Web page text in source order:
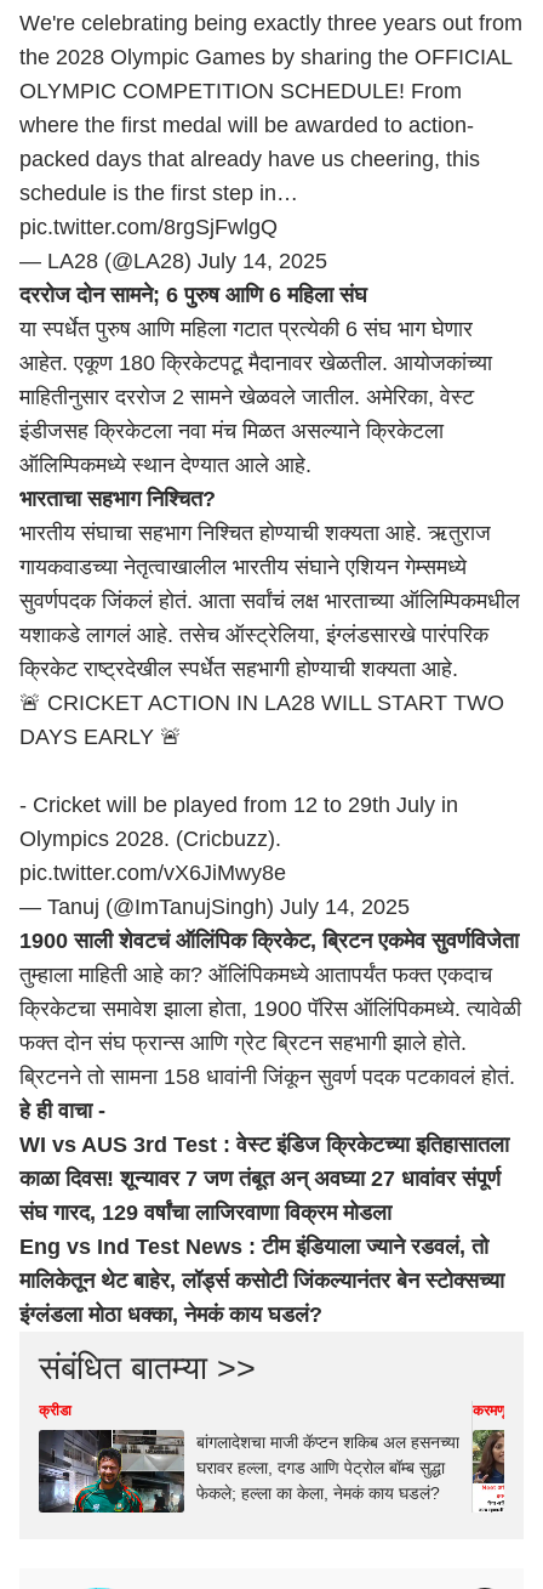
We're celebrating being exactly three years out from
the 2028 Olympic Games by sharing the OFFICIAL
OLYMPIC COMPETITION SCHEDULE! From
where the first medal will be awarded to action-
packed days that already have us cheering, this
schedule is the first step in…
pic.twitter.com/8rgSjFwlgQ
— LA28 (@LA28) July 14, 2025
दररोज दोन सामने; 6 पुरुष आणि 6 महिला संघ
या स्पर्धेत पुरुष आणि महिला गटात प्रत्येकी 6 संघ भाग घेणार
आहेत. एकूण 180 क्रिकेटपटू मैदानावर खेळतील. आयोजकांच्या
माहितीनुसार दररोज 2 सामने खेळवले जातील. अमेरिका, वेस्ट
इंडीजसह क्रिकेटला नवा मंच मिळत असल्याने क्रिकेटला
ऑलिम्पिकमध्ये स्थान देण्यात आले आहे.
भारताचा सहभाग निश्चित?
भारतीय संघाचा सहभाग निश्चित होण्याची शक्यता आहे. ऋतुराज
गायकवाडच्या नेतृत्वाखालील भारतीय संघाने एशियन गेम्समध्ये
सुवर्णपदक जिंकलं होतं. आता सर्वांचं लक्ष भारताच्या ऑलिम्पिकमधील
यशाकडे लागलं आहे. तसेच ऑस्ट्रेलिया, इंग्लंडसारखे पारंपरिक
क्रिकेट राष्ट्रदेखील स्पर्धेत सहभागी होण्याची शक्यता आहे.
🚨 CRICKET ACTION IN LA28 WILL START TWO
DAYS EARLY 🚨
- Cricket will be played from 12 to 29th July in
Olympics 2028. (Cricbuzz).
pic.twitter.com/vX6JiMwy8e
— Tanuj (@ImTanujSingh) July 14, 2025
1900 साली शेवटचं ऑलिंपिक क्रिकेट, ब्रिटन एकमेव सुवर्णविजेता
तुम्हाला माहिती आहे का? ऑलिंपिकमध्ये आतापर्यंत फक्त एकदाच
क्रिकेटचा समावेश झाला होता, 1900 पॅरिस ऑलिंपिकमध्ये. त्यावेळी
फक्त दोन संघ फ्रान्स आणि ग्रेट ब्रिटन सहभागी झाले होते.
ब्रिटनने तो सामना 158 धावांनी जिंकून सुवर्ण पदक पटकावलं होतं.
हे ही वाचा -
WI vs AUS 3rd Test : वेस्ट इंडिज क्रिकेटच्या इतिहासातला
काळा दिवस! शून्यावर 7 जण तंबूत अन् अवघ्या 27 धावांवर संपूर्ण
संघ गारद, 129 वर्षांचा लाजिरवाणा विक्रम मोडला
Eng vs Ind Test News : टीम इंडियाला ज्याने रडवलं, तो
मालिकेतून थेट बाहेर, लॉर्ड्स कसोटी जिंकल्यानंतर बेन स्टोक्सच्या
इंग्लंडला मोठा धक्का, नेमकं काय घडलं?
संबंधित बातम्या >>
क्रीडा
बांगलादेशचा माजी कॅप्टन शकिब अल हसनच्या
घरावर हल्ला, दगड आणि पेट्रोल बॉम्ब सुद्धा
फेकले; हल्ला का केला, नेमकं काय घडलं?
करमणूक